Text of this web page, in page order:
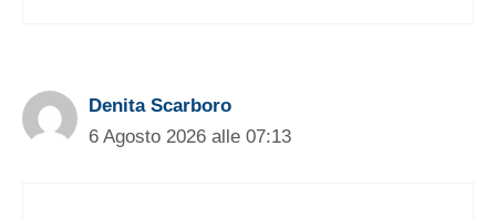
Denita Scarboro
6 Agosto 2026 alle 07:13